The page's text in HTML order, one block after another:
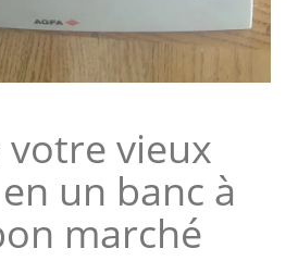
votre vieux
un banc à
marché